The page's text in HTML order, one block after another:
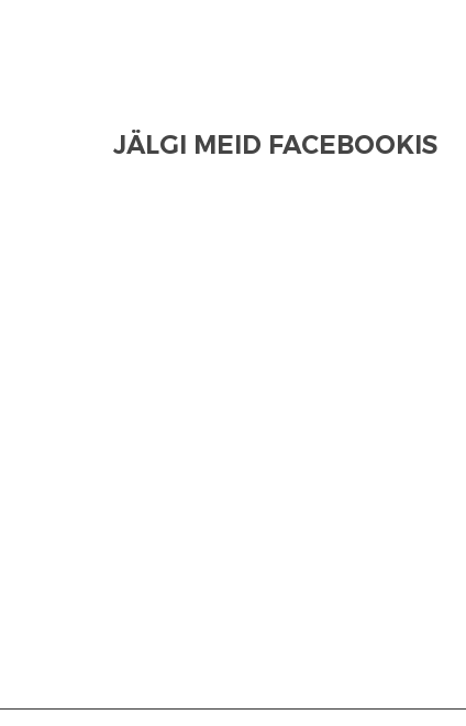
JÄLGI MEID FACEBOOKIS